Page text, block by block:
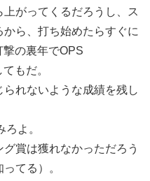
がってくるだろうし、ス
ら、打ち始めたらすぐに
の裏年でOPS
もだ。
れないような成績を残し
よ。
賞は獲れなかっただろう
てる）。